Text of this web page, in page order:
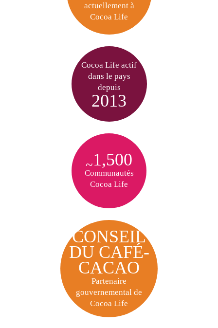
actuellement à
Cocoa Life
Cocoa Life actif
dans le pays
depuis
2013
~1,500
Communautés
Cocoa Life
CONSEIL
DU CAFÉ-
CACAO
Partenaire
gouvernemental de
Cocoa Life